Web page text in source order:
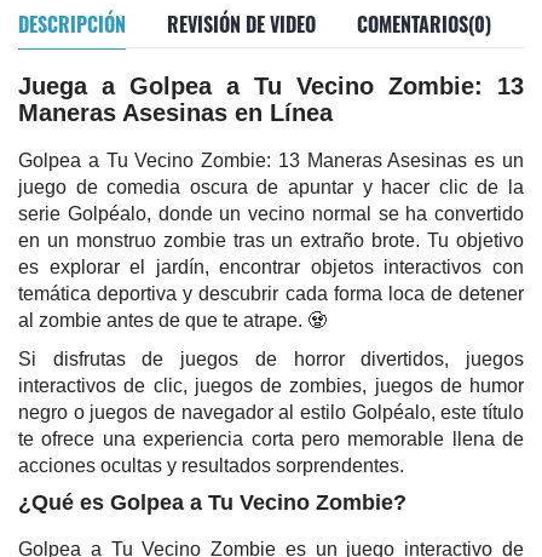
DESCRIPCIÓN REVISIÓN DE VIDEO COMENTARIOS(0)
Juega a Golpea a Tu Vecino Zombie: 13
Maneras Asesinas en Línea
Golpea a Tu Vecino Zombie: 13 Maneras Asesinas es un
juego de comedia oscura de apuntar y hacer clic de la
serie Golpéalo, donde un vecino normal se ha convertido
en un monstruo zombie tras un extraño brote. Tu objetivo
es explorar el jardín, encontrar objetos interactivos con
temática deportiva y descubrir cada forma loca de detener
al zombie antes de que te atrape. 🧟
Si disfrutas de juegos de horror divertidos, juegos
interactivos de clic, juegos de zombies, juegos de humor
negro o juegos de navegador al estilo Golpéalo, este título
te ofrece una experiencia corta pero memorable llena de
acciones ocultas y resultados sorprendentes.
¿Qué es Golpea a Tu Vecino Zombie?
Golpea a Tu Vecino Zombie es un juego interactivo de